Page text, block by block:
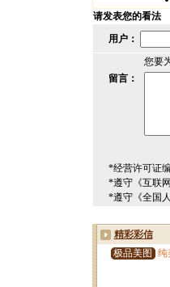
请发表您的看法
用户：
您要
留言：
*经营许可证
*遵守《互联
*遵守《全国